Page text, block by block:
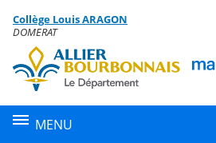
Menu de la rubrique
Contenu
Collège Louis ARAGON
DOMERAT
MENU